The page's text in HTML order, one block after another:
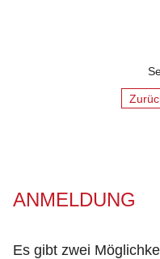
ANMELDUNG
Es gibt zwei